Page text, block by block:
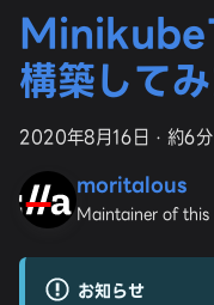
Minikube
構築して
2020年8月16日 · 約6分
moritalous
Maintainer of this
お知らせ